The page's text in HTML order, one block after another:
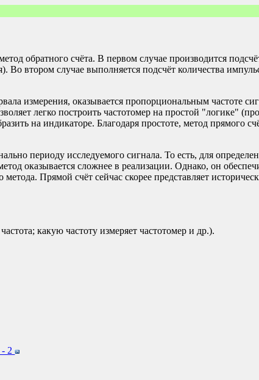
обратного счёта. В первом случае производится
втором случае выполняется подсчёт количества
измерения, оказывается пропорциональным частоте
легко построить частотомер на простой "логике"
на индикаторе. Благодаря простоте, метод прямого
периоду исследуемого сигнала. То есть, для
оказывается сложнее в реализации. Однако, он
Прямой счёт сейчас скорее представляет
какую частоту измеряет частотомер и др.).
- 2